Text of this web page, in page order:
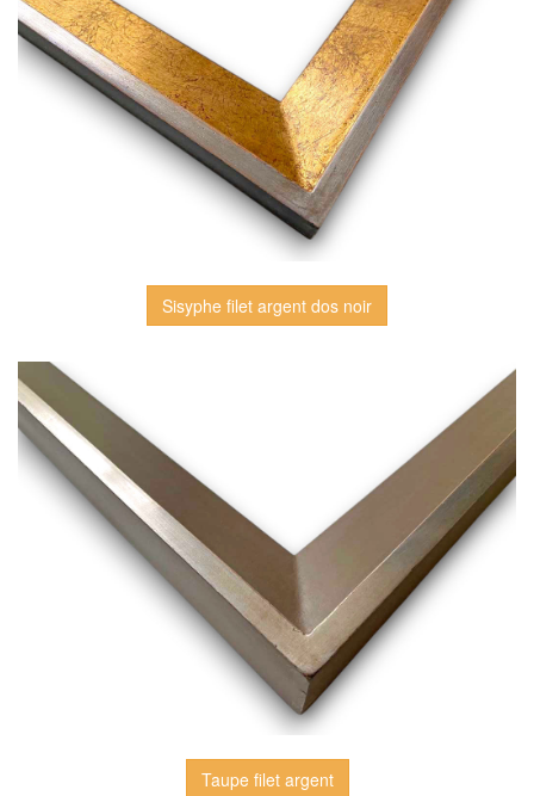
Sisyphe filet argent dos noir
Taupe filet argent